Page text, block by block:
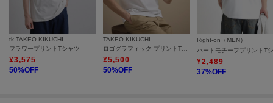
tk.TAKEO KIKUCHI
フラワープリントTシャツ
¥3,575
50%OFF
TAKEO KIKUCHI
¥5,500
50%OFF
Right-on（MEN）
¥2,489
37%OFF